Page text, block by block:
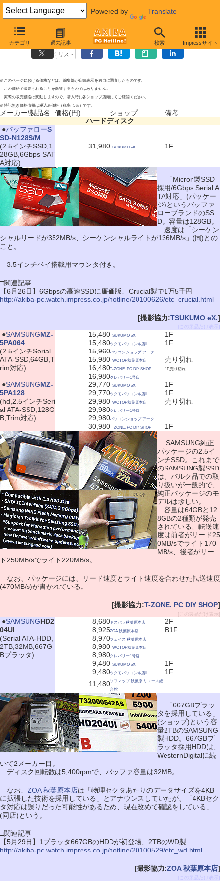
Powered by Translate
カテゴリ 過去記事 検索 Impressサイト
ハードディスクの新製品2010年8月21日号
リスト
※このページにおける価格などは、編集部が店頭表示を独自に調査したものです。
この価格で販売されることを保証するものではありません。
実際の販売価格は変動しますので、購入時に各ショップ店頭にてご確認ください。
※特記無き価格情報は税込み価格（税率=5％）です。
メーカー/製品名 価格(円) ショップ
備考
ハードディスク
●バッファローS
SD-N128S/M
(2.5インチSSD,1
28GB,6Gbps SAT
A対応)
31,980TSUKUMO eX. 1F
「Micron製SSD
採用/6Gbps Serial A
TA対応」(パッケー
ジ)というバッファ
ローブランドのSS
D。容量は128GB。
速度は「シーケン
シャルリードが352MB/s、シーケンシャルライトが136MB/s」(同)との
こと。
3.5インチベイ搭載用マウンタ付き。
□関連記事
【6月26日】6Gbpsの高速SSDに廉価版、Crucial製で1万5千円
http://akiba-pc.watch.impress.co.jp/hotline/20100626/etc_crucial.html
[撮影協力:TSUKUMO eX.]
[この製品だけ表示]
●SAMSUNGMZ-
5PA064
(2.5インチSerial
ATA-SSD,64GB,T
rim対応)
15,480TSUKUMO eX.
1F
15,480ツクモパソコン本店II
1F
15,960パソコンショップ アーク
15,980TWOTOP秋葉原本店
売り切れ
16,480T-ZONE. PC DIY SHOP 1F,売り切れ
16,980クレバリー1号店
●SAMSUNGMZ-
5PA128
(hd,2.5インチSeri
al ATA-SSD,128G
B,Trim対応)
29,770TSUKUMO eX.
1F
29,770ツクモパソコン本店II
1F
29,980TWOTOP秋葉原本店
売り切れ
29,980クレバリー1号店
29,980パソコンショップ アーク
30,980T-ZONE. PC DIY SHOP 1F
SAMSUNG純正
パッケージの2.5イ
ンチSSD。これまで
のSAMSUNG製SSD
は、バルク品での取
り扱いが一般的で、
純正パッケージのモ
デルは珍しい。
容量は64GBと12
8GBの2種類が発売
されている。転送速
度は前者がリード25
0MB/sでライト170
MB/s、後者がリー
ド250MB/sでライト220MB/s。
なお、パッケージには、リード速度とライト速度を合わせた転送速度
(470MB/s)が書かれている。
[撮影協力:T-ZONE. PC DIY SHOP]
[この製品だけ表示]
●SAMSUNGHD2
04UI
(Serial ATA-HDD,
2TB,32MB,667G
Bプラッタ)
8,680 ドスパラ秋葉原本店
2F
8,925ZOA 秋葉原本店
B1F
8,970フェイス 秋葉原本店
8,980TWOTOP秋葉原本店
8,980クレバリー1号店
9,480TSUKUMO eX.
1F
9,480ツクモパソコン本店II
1F
11,480ソフマップ 秋葉原 リユース総
合館
「667GBプラッ
タを採用している」
(ショップ)という容
量2TBのSAMSUNG
製HDD。667GBプ
ラッタ採用HDDは、
WesternDigitalに続
いて2メーカー目。
ディスク回転数は5,400rpmで、バッファ容量は32MB。
なお、 ZOA 秋葉原本店は「物理セクタあたりのデータサイズを4KB
に拡張した技術を採用している」とアナウンスしていたが、「4KBセク
タ対応は誤りだった可能性があるため、現在改めて確認をしている」
(同店)という。
□関連記事
【5月29日】1プラッタ667GBのHDDが初登場、2TBのWD製
http://akiba-pc.watch.impress.co.jp/hotline/20100529/etc_wd.html
[撮影協力:ZOA 秋葉原本店]
[この製品だけ表示]